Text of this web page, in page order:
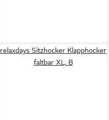
relaxdays Sitzhocker Klapphocker
faltbar XL, B